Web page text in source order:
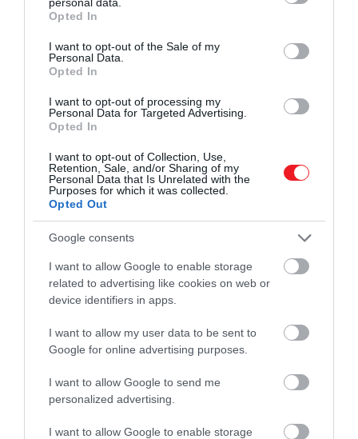
grant or deny consent to Google and its third-party tags to
use your data for below specified purposes in below Google
consent section.
Opted In
I want to opt-out of the Sale of my
Personal Data.
Opted In
I want to opt-out of processing my
Personal Data for Targeted Advertising.
Opted In
I want to opt-out of Collection, Use,
Retention, Sale, and/or Sharing of my
Personal Data that Is Unrelated with the
Purposes for which it was collected.
Opted Out
Google consents
I want to allow Google to enable storage
related to advertising like cookies on web or
device identifiers in apps.
I want to allow my user data to be sent to
Google for online advertising purposes.
I want to allow Google to send me
personalized advertising.
I want to allow Google to enable storage